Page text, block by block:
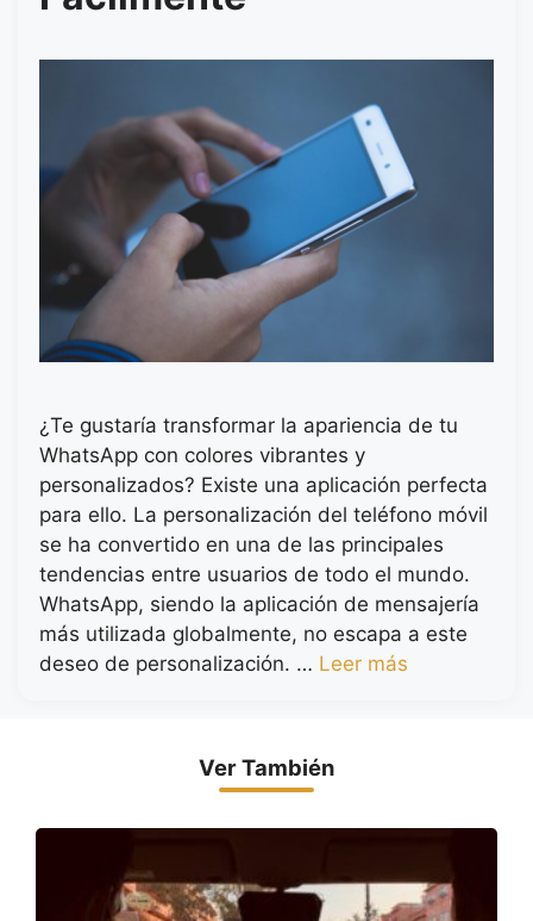
¿Te gustaría transformar la apariencia de tu
WhatsApp con colores vibrantes y
personalizados? Existe una aplicación perfecta
para ello. La personalización del teléfono móvil
se ha convertido en una de las principales
tendencias entre usuarios de todo el mundo.
WhatsApp, siendo la aplicación de mensajería
más utilizada globalmente, no escapa a este
deseo de personalización. … Leer más
Ver También